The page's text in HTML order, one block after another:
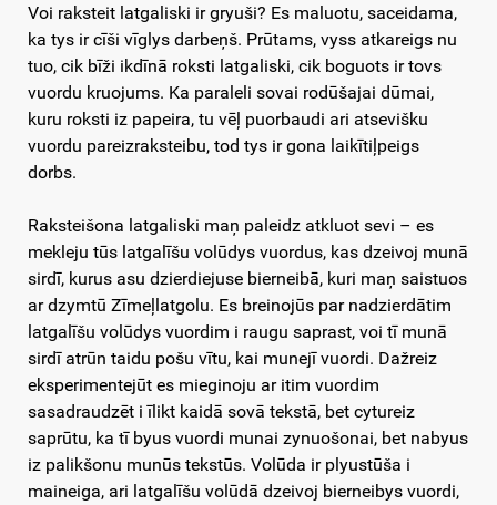
Voi raksteit latgaliski ir gryuši? Es maluotu, saceidama,
ka tys ir cīši vīglys darbeņš. Prūtams, vyss atkareigs nu
tuo, cik bīži ikdīnā roksti latgaliski, cik boguots ir tovs
vuordu kruojums. Ka paraleli sovai rodūšajai dūmai,
kuru roksti iz papeira, tu vēļ puorbaudi ari atsevišku
vuordu pareizraksteibu, tod tys ir gona laikītiļpeigs
dorbs.
Raksteišona latgaliski maņ paleidz atkluot sevi – es
mekleju tūs latgalīšu volūdys vuordus, kas dzeivoj munā
sirdī, kurus asu dzierdiejuse bierneibā, kuri maņ saistuos
ar dzymtū Zīmeļlatgolu. Es breinojūs par nadzierdātim
latgalīšu volūdys vuordim i raugu saprast, voi tī munā
sirdī atrūn taidu pošu vītu, kai munejī vuordi. Dažreiz
eksperimentejūt es mieginoju ar itim vuordim
sasadraudzēt i īlikt kaidā sovā tekstā, bet cytureiz
saprūtu, ka tī byus vuordi munai zynuošonai, bet nabyus
iz palikšonu munūs tekstūs. Volūda ir plyustūša i
maineiga, ari latgalīšu volūdā dzeivoj bierneibys vuordi,